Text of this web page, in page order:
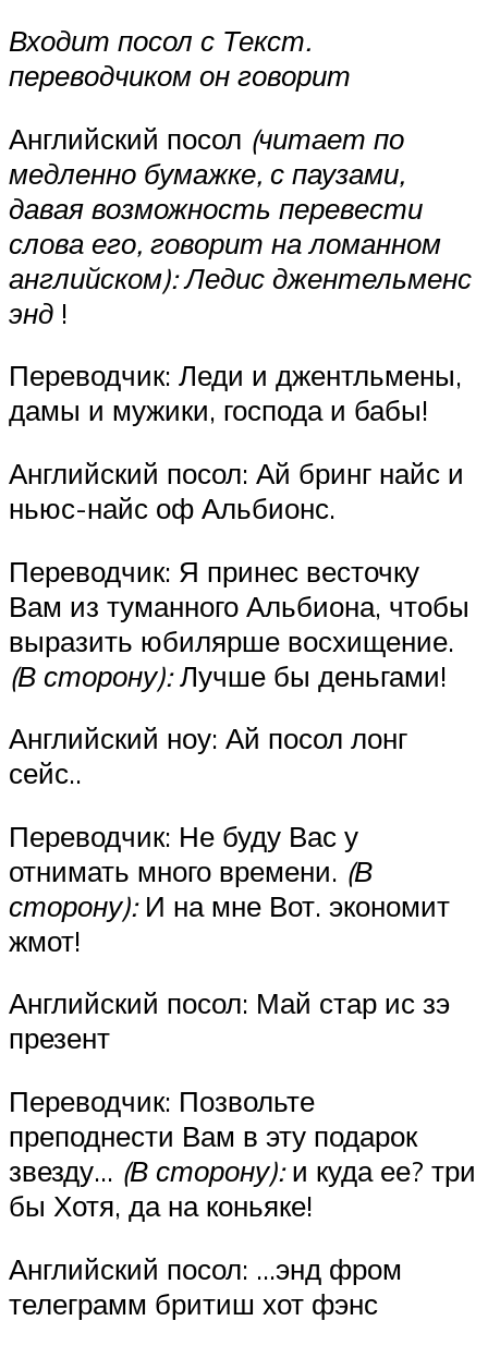
Входит посол с Текст.
переводчиком он говорит
Английский посол (читает по
медленно бумажке, с паузами,
давая возможность перевести
слова его, говорит на ломанном
английском): Ледис джентельменс
энд !
Переводчик: Леди и джентльмены,
дамы и мужики, господа и бабы!
Английский посол: Ай бринг найс и
ньюс-найс оф Альбионс.
Переводчик: Я принес весточку
Вам из туманного Альбиона, чтобы
выразить юбилярше восхищение.
(В сторону):Лучше бы деньгами!
Английский ноу: Ай посол лонг
сейс..
Переводчик: Не буду Вас у
отнимать много времени. (В
сторону):И на мне Вот. экономит
жмот!
Английский посол: Май стар ис зэ
презент
Переводчик: Позвольте
преподнести Вам в эту подарок
звезду… (В сторону):и куда ее? три
бы Хотя, да на коньяке!
Английский посол: …энд фром
телеграмм бритиш хот фэнс